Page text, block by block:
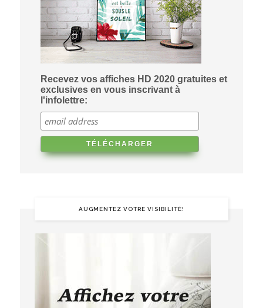
Recevez vos affiches HD 2020 gratuites et
exclusives en vous inscrivant à
l'infolettre:
AUGMENTEZ VOTRE VISIBILITÉ!